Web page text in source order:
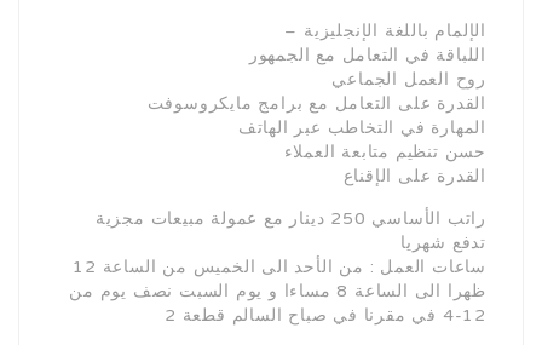
– الإلمام باللغة الإنجليزية
اللباقة في التعامل مع الجمهور
روح العمل الجماعي
القدرة على التعامل مع برامج مايكروسوفت
المهارة في التخاطب عبر الهاتف
حسن تنظيم متابعة العملاء
القدرة على الإقناع
تدفع شهريا
ساعات العمل : من الأحد الى الخميس من الساعة 12
ظهرا الى الساعة 8 مساءا و يوم السبت نصف يوم من
12-4 في مقرنا في صباح السالم قطعة 2